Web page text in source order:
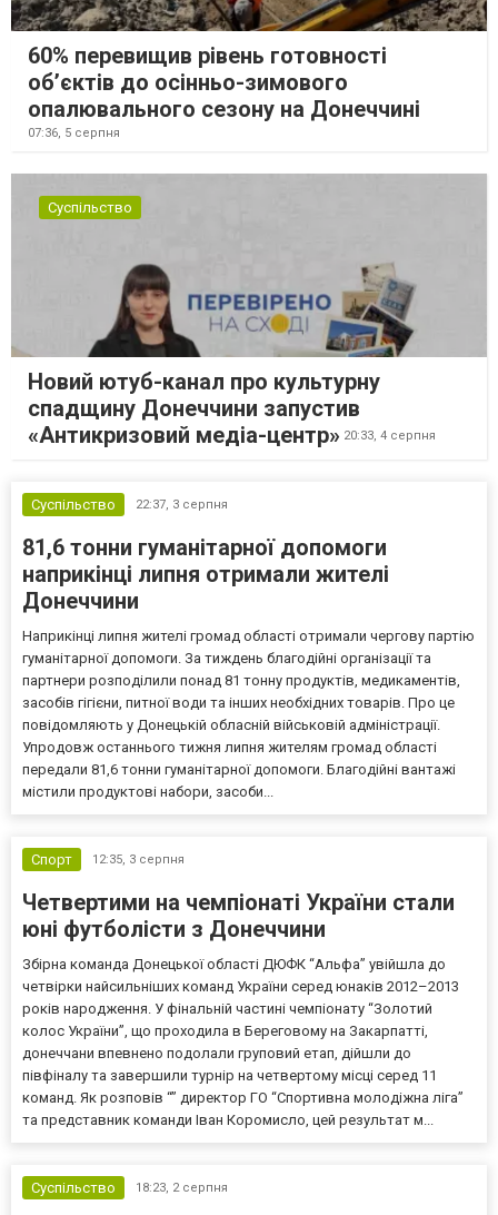
60% перевищив рівень готовності
об’єктів до осінньо-зимового
опалювального сезону на Донеччині
07:36, 5 серпня
Суспільство
Новий ютуб-канал про культурну
спадщину Донеччини запустив
«Антикризовий медіа-центр» 20:33, 4 серпня
Суспільство 22:37, 3 серпня
81,6 тонни гуманітарної допомоги
наприкінці липня отримали жителі
Донеччини
Наприкінці липня жителі громад області отримали чергову партію
гуманітарної допомоги. За тиждень благодійні організації та
партнери розподілили понад 81 тонну продуктів, медикаментів,
засобів гігієни, питної води та інших необхідних товарів. Про це
повідомляють у Донецькій обласній військовій адміністрації.
Упродовж останнього тижня липня жителям громад області
передали 81,6 тонни гуманітарної допомоги. Благодійні вантажі
містили продуктові набори, засоби...
Спорт 12:35, 3 серпня
Четвертими на чемпіонаті України стали
юні футболісти з Донеччини
Збірна команда Донецької області ДЮФК “Альфа” увійшла до
четвірки найсильніших команд України серед юнаків 2012–2013
років народження. У фінальній частині чемпіонату “Золотий
колос України”, що проходила в Береговому на Закарпатті,
донеччани впевнено подолали груповий етап, дійшли до
півфіналу та завершили турнір на четвертому місці серед 11
команд. Як розповів “” директор ГО “Спортивна молодіжна ліга”
та представник команди Іван Коромисло, цей результат м...
Суспільство 18:23, 2 серпня